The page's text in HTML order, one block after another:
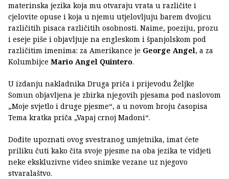
materinska jezika koja mu otvaraju vrata u različite i
cjelovite opuse i koja u njemu utjelovljuju barem dvojicu
različitih pisaca različitih osobnosti. Naime, poeziju, prozu
i eseje piše i objavljuje na engleskom i španjolskom pod
različitim imenima: za Amerikance je George Angel, a za
Kolumbijce Mario Angel Quintero.
U izdanju nakladnika Druga priča i prijevodu Željke
Somun objavljena je zbirka njegovih pjesama pod naslovom
„Moje svjetlo i druge pjesme“, a u novom broju časopisa
Tema kratka priča „Vapaj crnoj Madoni“.
Dođite upoznati ovog svestranog umjetnika, imat ćete
priliku čuti kako čita svoje pjesme na oba jezika te vidjeti
neke ekskluzivne video snimke vezane uz njegovo
stvaralaštvo.